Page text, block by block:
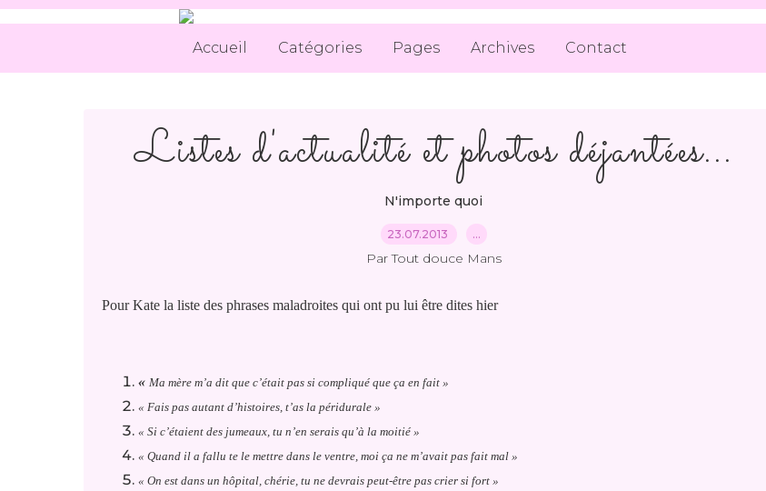
Accueil Catégories Pages Archives Contact
Listes d'actualité et photos déjantées...
N'importe quoi
23.07.2013 …
Par Tout douce Mans
Pour Kate la liste des phrases maladroites qui ont pu lui être dites hier
« Ma mère m’a dit que c’était pas si compliqué que ça en fait »
« Fais pas autant d’histoires, t’as la péridurale »
« Si c’étaient des jumeaux, tu n’en serais qu’à la moitié »
« Quand il a fallu te le mettre dans le ventre, moi ça ne m’avait pas fait mal »
« On est dans un hôpital, chérie, tu ne devrais peut-être pas crier si fort »